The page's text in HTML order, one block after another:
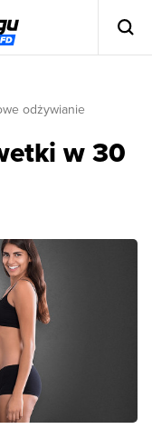
odżywianie
w 30